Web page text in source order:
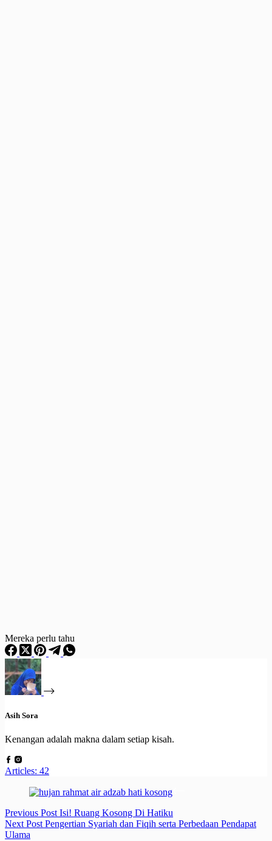
Mereka perlu tahu
Asih Sora
Kenangan adalah makna dalam setiap kisah.
Articles: 42
Previous Post Isi! Ruang Kosong Di Hatiku
Next Post Pengertian Syariah dan Fiqih serta Perbedaan Pendapat
Ulama